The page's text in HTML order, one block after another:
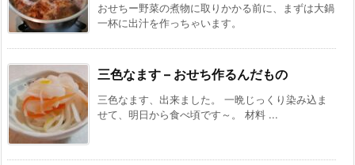
おせちー野菜の煮物に取りかかる前に、まずは大鍋
一杯に出汁を作っちゃいます。
三色なます – おせち作るんだもの
三色なます、出来ました。 一晩じっくり染み込ま
せて、明日から食べ頃です～。 材料 ...